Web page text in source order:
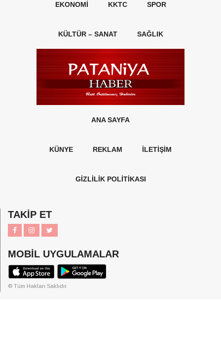
EKONOMI KKTC SPOR
KÜLTÜR – SANAT SAĞLIK
ANA SAYFA
KÜNYE REKLAM İLETİŞİM
GİZLİLİK POLİTİKASI
TAKİP ET
MOBİL UYGULAMALAR
© Tüm Hakları Saklıdır.